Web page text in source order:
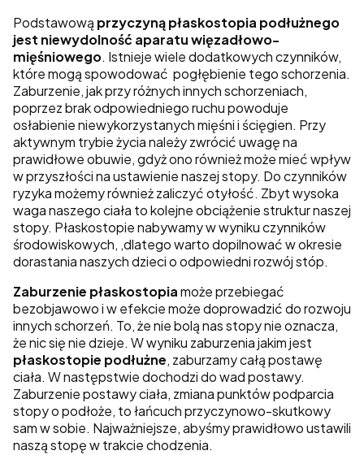
Podstawową przyczyną płaskostopia podłużnego
jest niewydolność aparatu więzadłowo-
mięśniowego. Istnieje wiele dodatkowych czynników,
które mogą spowodować pogłębienie tego schorzenia.
Zaburzenie, jak przy różnych innych schorzeniach,
poprzez brak odpowiedniego ruchu powoduje
osłabienie niewykorzystanych mięśni i ścięgien. Przy
aktywnym trybie życia należy zwrócić uwagę na
prawidłowe obuwie, gdyż ono również może mieć wpływ
w przyszłości na ustawienie naszej stopy. Do czynników
ryzyka możemy również zaliczyć otyłość. Zbyt wysoka
waga naszego ciała to kolejne obciążenie struktur naszej
stopy. Płaskostopie nabywamy w wyniku czynników
środowiskowych, ,dlatego warto dopilnować w okresie
dorastania naszych dzieci o odpowiedni rozwój stóp.
Zaburzenie płaskostopiamoże przebiegać
bezobjawowo i w efekcie może doprowadzić do rozwoju
innych schorzeń. To, że nie bolą nas stopy nie oznacza,
że nic się nie dzieje. W wyniku zaburzenia jakim jest
płaskostopie podłużne, zaburzamy całą postawę
ciała. W następstwie dochodzi do wad postawy.
Zaburzenie postawy ciała, zmiana punktów podparcia
stopy o podłoże, to łańcuch przyczynowo-skutkowy
sam w sobie. Najważniejsze, abyśmy prawidłowo ustawili
naszą stopę w trakcie chodzenia.